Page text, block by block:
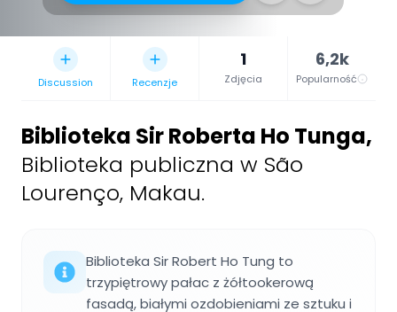
Discussion Recenzje
1
Zdjęcia
6,2k
Popularność
Biblioteka Sir Roberta Ho Tunga,
Biblioteka publiczna w São
Lourenço, Makau.
Biblioteka Sir Robert Ho Tung to
trzypiętrowy pałac z żółtookerową
fasadą, białymi ozdobieniami ze sztuku i